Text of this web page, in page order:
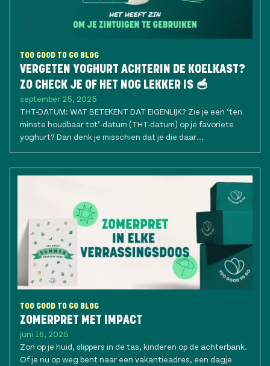
TOO GOOD TO GO BLOG
VERGETEN YOGHURT ACHTERIN DE KOELKAST?
ZO CHECK JE OF HET NOG LEKKER IS 🥣
september 25, 2025
THT-DATUM: WAT BETEKENT DAT EIGENLIJK? Zie je een ‘ten
minste houdbaar tot’-datum (THT-datum) op je favoriete
yoghurt? Dan denk je misschien dat je die daar...
TOO GOOD TO GO BLOG
ZOMERPRET MET IMPACT
juni 16, 2025
Zon op je huid, slippers in de tas, kinderen op de achterbank.
Of je nu op weg bent naar een vakantieadres, een dagje